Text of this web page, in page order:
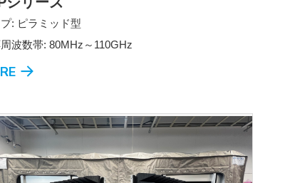
: ピラミッド型
波数帯: 80MHz～110GHz